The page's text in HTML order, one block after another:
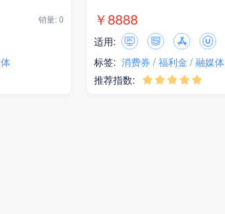
销量: 0 ￥8888
适用:
标签: 消费券 福利金
融媒体
推荐指数:
    